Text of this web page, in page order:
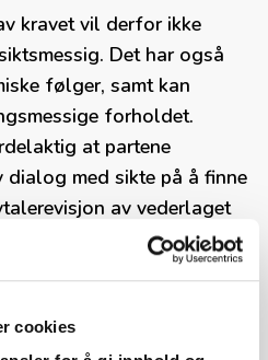
cookies
kravet vil derfor ikke
Det har også
følger, samt kan
forholdet.
at partene
dialog med sikte på å finne
av vederlaget
på materialer og
parters utfordringer
for fremtidige avtaler.